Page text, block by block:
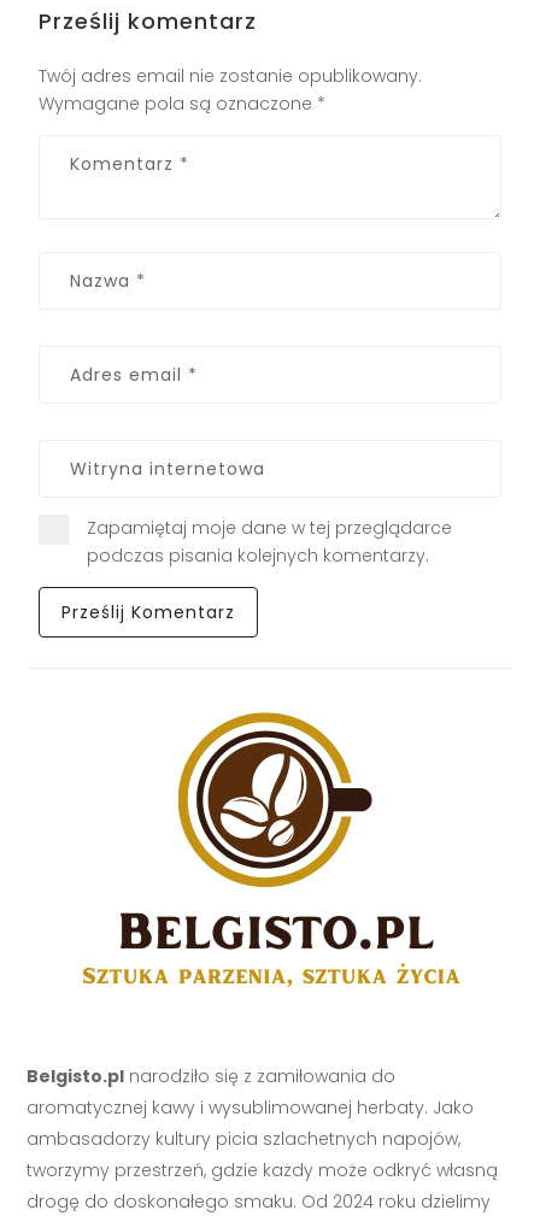
Prześlij komentarz
Twój adres email nie zostanie opublikowany.
Wymagane pola są oznaczone *
Zapamiętaj moje dane w tej przeglądarce
podczas pisania kolejnych komentarzy.
Belgisto.pl narodziło się z zamiłowania do
aromatycznej kawy i wysublimowanej herbaty. Jako
ambasadorzy kultury picia szlachetnych napojów,
tworzymy przestrzeń, gdzie każdy może odkryć własną
drogę do doskonałego smaku. Od 2024 roku dzielimy